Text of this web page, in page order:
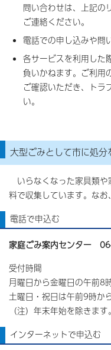
問い合わせは、上記の
ご連絡ください。
電話での申し込みや問
各サービスを利用した
負いかねます。ご利用
ご確認いただき、トラ
い。
大型ごみとして市に処分
いらなくなった家具類や
料で収集しています。なお
電話で申込む
家庭ごみ案内センター
受付時間
月曜日から金曜日の午前8
土曜日・祝日は午前9時か
（注）年末年始を除きます。
インターネットで申込む